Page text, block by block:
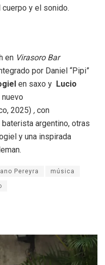
y el sonido.
en Virasoro Bar
por Daniel “Pipi”
en saxo y Lucio
2025) , con
argentino, otras
y una inspirada
Pereyra música